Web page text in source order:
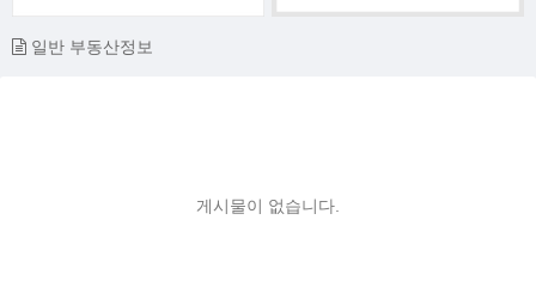
일반 부동산정보
게시물이 없습니다.